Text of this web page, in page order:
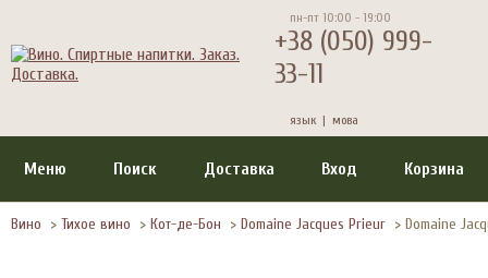
пн-пт 10:00 - 19:00
+38 (050) 999-
33-11
язык | мова
Меню Поиск Доставка Вход Корзина
Вино > Тихое вино > Кот-де-Бон > Domaine Jacques Prieur > Domaine